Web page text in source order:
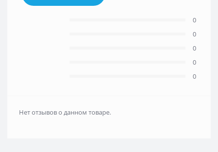
0
0
0
0
0
Нет отзывов о данном товаре.